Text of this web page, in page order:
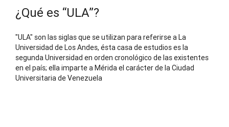
¿Qué es “ULA”?
"ULA" son las siglas que se utilizan para referirse a La
Universidad de Los Andes, ésta casa de estudios es la
segunda Universidad en orden cronológico de las existentes
en el país; ella imparte a Mérida el carácter de la Ciudad
Universitaria de Venezuela